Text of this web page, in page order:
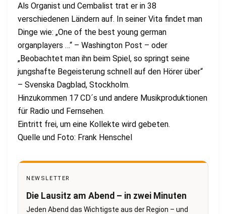
Als Organist und Cembalist trat er in 38
verschiedenen Ländern auf. In seiner Vita findet man
Dinge wie: „One of the best young german
organplayers …“ – Washington Post – oder
„Beobachtet man ihn beim Spiel, so springt seine
jungshafte Begeisterung schnell auf den Hörer über“
– Svenska Dagblad, Stockholm.
Hinzukommen 17 CD´s und andere Musikproduktionen
für Radio und Fernsehen.
Eintritt frei, um eine Kollekte wird gebeten.
Quelle und Foto: Frank Henschel
NEWSLETTER
Die Lausitz am Abend – in zwei Minuten
Jeden Abend das Wichtigste aus der Region – und